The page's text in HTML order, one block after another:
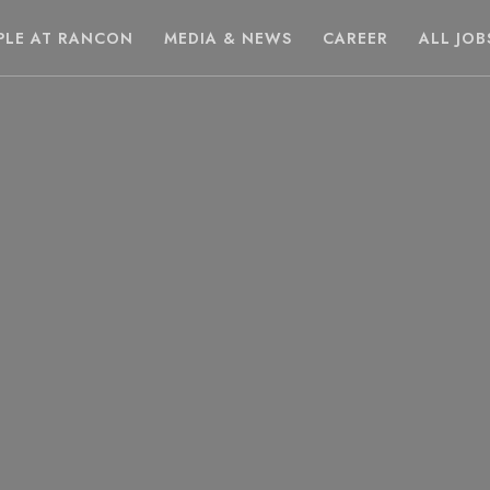
AT RANCON MEDIA & NEWS CAREER ALL